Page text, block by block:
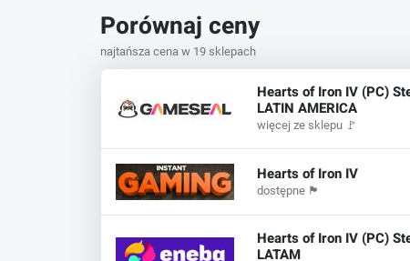
Porównaj ceny
najtańsza cena w 19 sklepach
Hearts of Iron IV (PC)
LATIN AMERICA
więcej ze sklepu 🚩
Hearts of Iron IV
dostępne 🏴
Hearts of Iron IV (PC)
LATAM